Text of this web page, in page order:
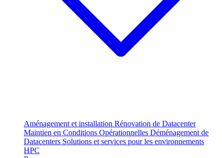
Aménagement et installation Rénovation de Datacenter
Maintien en Conditions Opérationnelles Déménagement de
Datacenters Solutions et services pour les environnements
HPC